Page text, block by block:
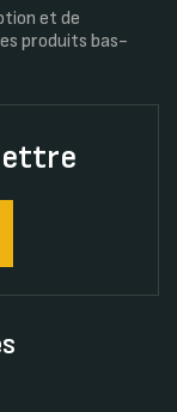
et de
produits bas-